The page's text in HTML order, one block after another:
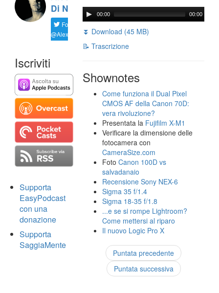
Di Noia
Follow
@AlexD75
Iscriviti
Supporta
EasyPodcast
con una
donazione
Supporta
SaggiaMente
00:00 00:00
⏬ Download (45 MB)
📝 Trascrizione
Shownotes
Come funziona il Dual Pixel
CMOS AF della Canon 70D:
vera rivoluzione?
Presentata la Fujifilm X-M1
Verificare la dimensione delle
fotocamera con
CameraSize.com
FotoCanon 100D vs
salvadanaio
Recensione Sony NEX-6
Sigma 35 f/1.4
Sigma 18-35 f/1.8
...e se si rompe Lightroom?
Come mettersi al riparo
Il nuovo Logic Pro X
Puntata precedente
Puntata successiva